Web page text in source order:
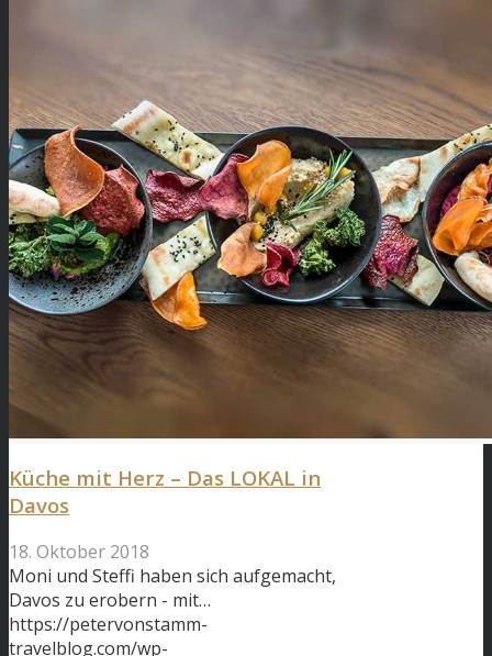
Küche mit Herz – Das LOKAL in
Davos
18. Oktober 2018
Moni und Steffi haben sich aufgemacht,
Davos zu erobern - mit…
https://petervonstamm-
travelblog.com/wp-